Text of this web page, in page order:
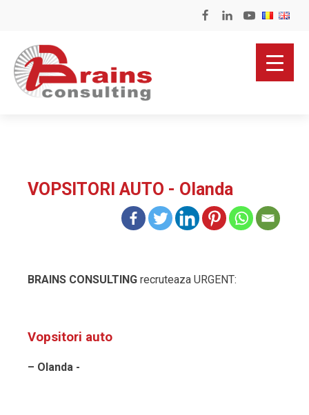
VOPSITORI AUTO - Olanda
BRAINS CONSULTING recruteaza URGENT:
Vopsitori auto
– Olanda -